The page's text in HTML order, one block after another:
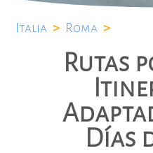
Italia > Roma >
Rutas
Días